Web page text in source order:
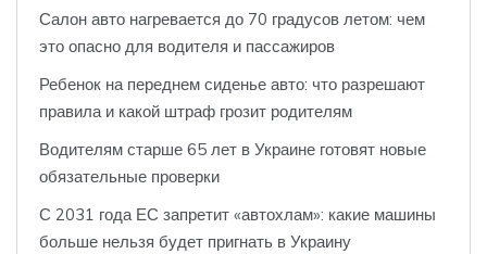
Салон авто нагревается до 70 градусов летом: чем
это опасно для водителя и пассажиров
Ребенок на переднем сиденье авто: что разрешают
правила и какой штраф грозит родителям
Водителям старше 65 лет в Украине готовят новые
обязательные проверки
С 2031 года ЕС запретит «автохлам»: какие машины
больше нельзя будет пригнать в Украину